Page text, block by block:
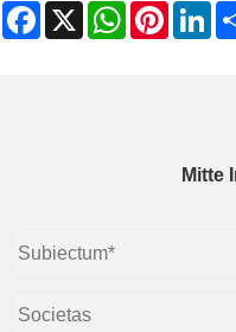
Facebook
X WhatsAppPinterest
Mitte